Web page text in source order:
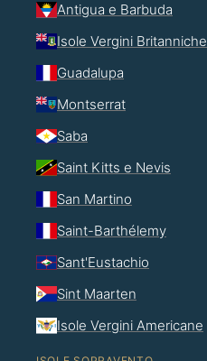
Antigua e Barbuda
Isole Vergini Britanniche
Guadalupa
Montserrat
Saba
Saint Kitts e Nevis
San Martino
Saint-Barthélemy
Sant'Eustachio
Sint Maarten
Isole Vergini Americane